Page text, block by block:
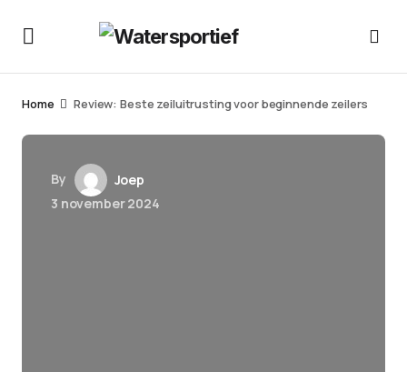
Home Review: Beste zeiluitrusting voor beginnende zeilers
By
Joep
3 november 2024